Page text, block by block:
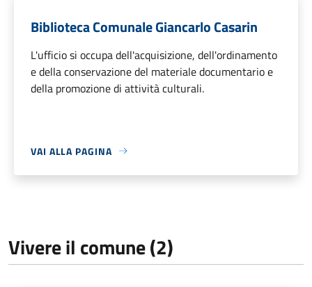
Biblioteca Comunale Giancarlo Casarin
L'ufficio si occupa dell'acquisizione, dell'ordinamento
e della conservazione del materiale documentario e
della promozione di attività culturali.
VAI ALLA PAGINA
Vivere il comune (2)